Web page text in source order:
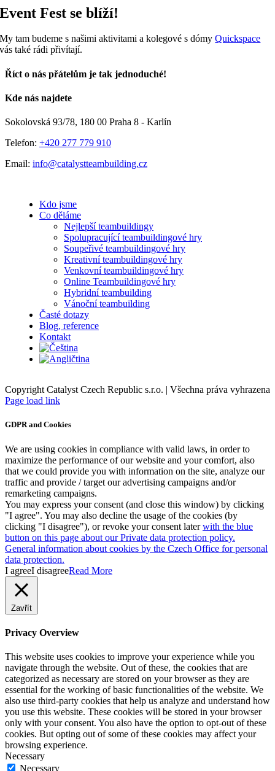
Event Fest se blíží!
My tam budeme s našimi aktivitami a kolegové s dómyQuickspace
vás také rádi přivítají.
Říct o nás přátelům je tak jednoduché!
Facebook
E-
Kde nás najdete
Sokolovská 93/78, 180 00 Praha 8 - Karlín
Telefon: +420 277 779 910
Email: info@catalystteambuilding.cz
Kdo jsme
Co děláme
Nejlepší teambuildingy
Spolupracující teambuildingové hry
Soupeřivé teambuildingové hry
Kreativní teambuildingové hry
Venkovní teambuildingové hry
Online Teambuildingové hry
Hybridní teambuilding
Vánoční teambuilding
Časté dotazy
Blog, reference
Kontakt
Copyright Catalyst Czech Republic s.r.o. | Všechna práva vyhrazena
Facebook
Instagram
Page load link
GDPR and Cookies
We are using cookies in compliance with valid laws, in order to
maximize the performance of our website and your comfort, also
that we could provide you with information on the site, analyze our
traffic and provide / target our advertising campaigns and/or
remarketing campaigns.
You may express your consent (and close this window) by clicking
"I agree". You may also decline the usage of the cookies (by
clicking "I disagree"), or revoke your consent laterwith the blue
button on this page about our Private data protection policy.
General information about cookies by the Czech Office for personal
data protection.
I agreeI disagreeRead More
Zavřít
Privacy Overview
This website uses cookies to improve your experience while you
navigate through the website. Out of these, the cookies that are
categorized as necessary are stored on your browser as they are
essential for the working of basic functionalities of the website. We
also use third-party cookies that help us analyze and understand how
you use this website. These cookies will be stored in your browser
only with your consent. You also have the option to opt-out of these
cookies. But opting out of some of these cookies may affect your
browsing experience.
Necessary
Necessary